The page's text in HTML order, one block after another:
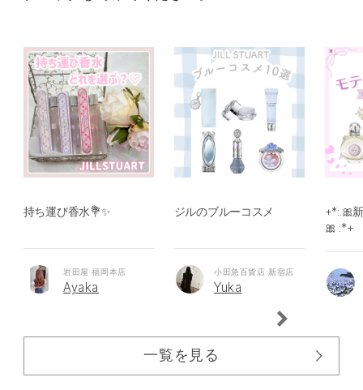
持ち運び香水💐✨
岩田屋 福岡本店
Ayaka
ジルのブルーコスメ
小田急百貨店 新宿店
Yuka
+*:.🎀
🎀 :*+
一覧を見る